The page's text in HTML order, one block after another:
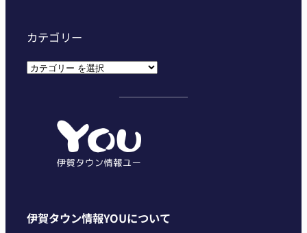
カテゴリー
カ
伊賀タウン情報YOUについて